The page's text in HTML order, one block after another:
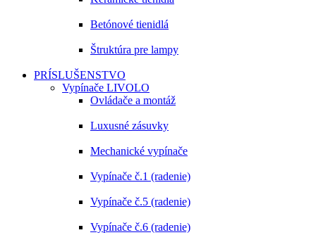
Betónové tienidlá
Štruktúra pre lampy
PRÍSLUŠENSTVO
Vypínače LIVOLO
Ovládače a montáž
Luxusné zásuvky
Mechanické vypínače
Vypínače č.1 (radenie)
Vypínače č.5 (radenie)
Vypínače č.6 (radenie)